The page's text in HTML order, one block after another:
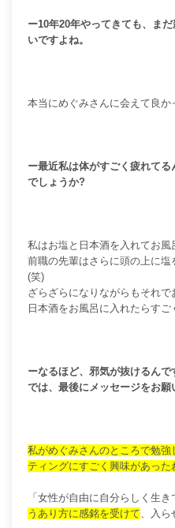
ー10年20年やってきても、ま
いですよね。
本当にめぐみさんに会えて良か
ー最近私は体がすごく疲れて
でしょうか?
私はお塩と日本酒を入れてお風
前職の先輩はさらに頭の上に
(笑)
ざらざらになりながらもそれで
日本酒をお風呂に入れたらすご
ーなるほど、邪気が抜けるんで
では、最後にメッセージをお願
私がめぐみさんのところで勉
ティングにすごく興味があった
「女性が自由に自分らしく生
うあり方に感銘を受けて 、入